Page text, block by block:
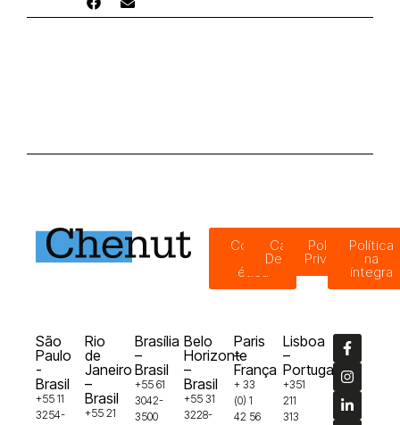
Código
ética
Canal de
Denúncias
Política de
Privacidade
Política
na
íntegra
São
Paulo
-
Brasil
+55 11
3254-
Rio
de
Janeiro
–
Brasil
+55 21
Brasília
–
Brasil
+55 61
3042-
3500
Belo
Horizonte
–
Brasil
+55 31
3228-
Paris
–
França
+ 33
(0) 1
42 56
Lisboa
–
Portugal
+351
211
313